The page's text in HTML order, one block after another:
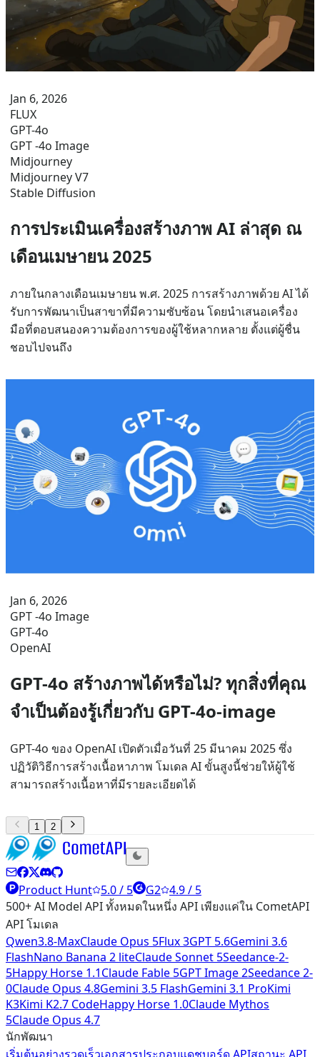
Jan 6, 2026
FLUX
GPT-4o
GPT -4o Image
Midjourney
Midjourney V7
Stable Diffusion
การประเมินเครื่องสร้างภาพ AI ล่าสุด ณ
เดือนเมษายน 2025
ภายในกลางเดือนเมษายน พ.ศ. 2025 การสร้างภาพด้วย AI ได้
รับการพัฒนาเป็นสาขาที่มีความซับซ้อน โดยนำเสนอเครื่อง
มือที่ตอบสนองความต้องการของผู้ใช้หลากหลาย ตั้งแต่ผู้ชื่น
ชอบไปจนถึง
Jan 6, 2026
GPT -4o Image
GPT-4o
OpenAI
GPT-4o สร้างภาพได้หรือไม่? ทุกสิ่งที่คุณ
จำเป็นต้องรู้เกี่ยวกับ GPT-4o-image
GPT-4o ของ OpenAI เปิดตัวเมื่อวันที่ 25 มีนาคม 2025 ซึ่ง
ปฏิวัติวิธีการสร้างเนื้อหาภาพ โมเดล AI ขั้นสูงนี้ช่วยให้ผู้ใช้
สามารถสร้างเนื้อหาที่มีรายละเอียดได้
1 2
Product Hunt 5.0 / 5 G2 4.9 / 5
500+ AI Model API ทั้งหมดในหนึ่ง API เพียงแค่ใน CometAPI
API โมเดล
Qwen3.8-MaxClaude Opus 5Flux 3GPT 5.6Gemini 3.6
FlashNano Banana 2 liteClaude Sonnet 5Seedance-2-
5Happy Horse 1.1Claude Fable 5GPT Image 2Seedance 2-
0Claude Opus 4.8Gemini 3.5 FlashGemini 3.1 ProKimi
K3Kimi K2.7 CodeHappy Horse 1.0Claude Mythos
5Claude Opus 4.7
นักพัฒนา